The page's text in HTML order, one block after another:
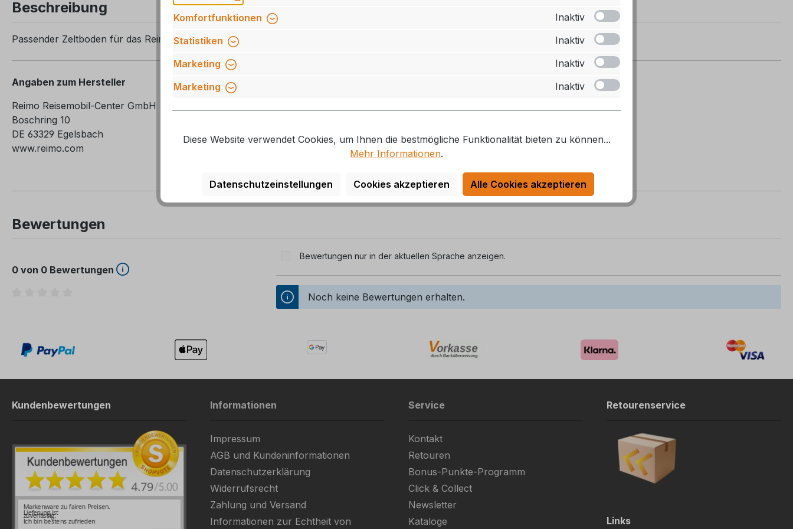
Beschreibung
Passender Zeltboden für das Reimo Tent Luftzelt Rimini Air II.
Angaben zum Hersteller
Reimo Reisemobil-Center GmbH
Boschring 10
DE 63329 Egelsbach
www.reimo.com
Bewertungen
0 von 0 Bewertungen
Bewertungen nur in der aktuellen Sprache anzeigen.
Noch keine Bewertungen erhalten.
Kundenbewertungen Informationen
Impressum
AGB und Kundeninformationen
Datenschutzerklärung
Widerrufsrecht
Zahlung und Versand
Informationen zur Echtheit von
Service
Kontakt
Retouren
Bonus-Punkte-Programm
Click & Collect
Newsletter
Kataloge
Retourenservice
Links
Komfortfunktionen
Inaktiv
Statistiken
Inaktiv
Marketing
Inaktiv
Marketing
Inaktiv
Diese Website verwendet Cookies, um Ihnen die bestmögliche Funktionalität bieten zu können...
Mehr Informationen.
Datenschutzeinstellungen Cookies akzeptieren Alle Cookies akzeptieren